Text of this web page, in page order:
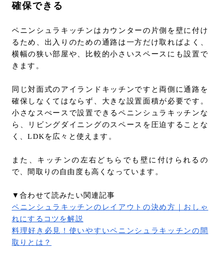
確保できる
ペニンシュラキッチンはカウンターの片側を壁に付け
るため、出入りのための通路は一方だけ取ればよく、
横幅の狭い部屋や、比較的小さいスペースにも設置で
きます。
同じ対面式のアイランドキッチンですと両側に通路を
確保しなくてはならず、大きな設置面積が必要です。
小さなスぺースで設置できるペニンシュラキッチンな
ら、リビングダイニングのスペースを圧迫することな
く、LDKを広々と使えます。
また、キッチンの左右どちらでも壁に付けられるの
で、間取りの自由度も高くなっています。
▼合わせて読みたい関連記事
ペニンシュラキッチンのレイアウトの決め方｜おしゃ
れにするコツを解説
料理好き必見！使いやすいペニンシュラキッチンの間
取りとは？